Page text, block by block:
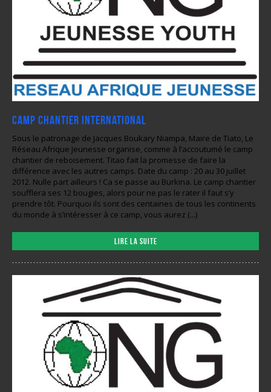
Camp Chantier International
Sous le patronage de Jacques Boukary Niampa, Maire de Tiato, Le
Réseau Afrique Jeunesse organise, comme à l’accoutumé le camp
chantier de reboisement. Titao fait la promesse de faire la
différence avec les autres camps. Date du camp : 20 au 30 juillet
2012. Nulle part ailleurs ! Ca se passe au Burkina. Le camp chantier
soufflera ses 12 bougies, alors pour ne pas le rater il faut s’y
prendre tôt. Pourquoi ils sont des centaines de tous les continents
du monde à s’intéresser à ce camp, vous aurez (...)
Lire la suite